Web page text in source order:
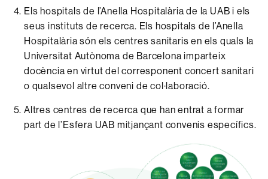
Els hospitals de l’Anella Hospitalària de la UAB i els
seus instituts de recerca. Els hospitals de l’Anella
Hospitalària són els centres sanitaris en els quals la
Universitat Autònoma de Barcelona imparteix
docència en virtut del corresponent concert sanitari
o qualsevol altre conveni de col·laboració.
Altres centres de recerca que han entrat a formar
part de l’Esfera UAB mitjançant convenis específics.